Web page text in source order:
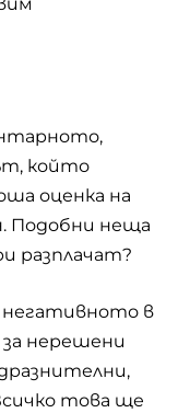
който
оценка на
Подобни неща
разплачат?
в
нерешени
това ще